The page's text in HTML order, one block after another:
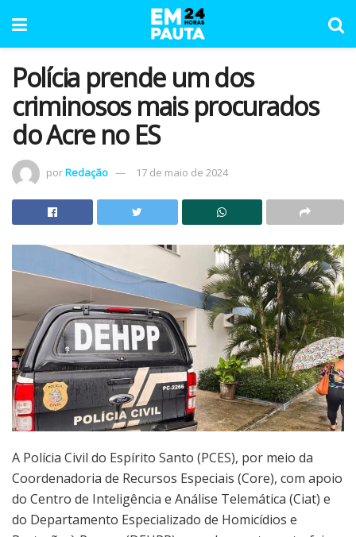
Polícia prende um dos
criminosos mais procurados
do Acre no ES
porRedação 17 de maio de 2024
A Polícia Civil do Espírito Santo (PCES), por meio da
Coordenadoria de Recursos Especiais (Core), com apoio
do Centro de Inteligência e Análise Telemática (Ciat) e
do Departamento Especializado de Homicídios e